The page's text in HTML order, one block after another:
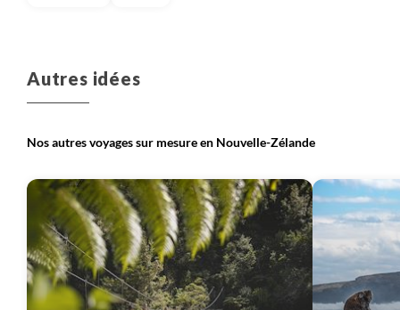
Autres idées
Nos autres voyages sur mesure en Nouvelle-Zélande